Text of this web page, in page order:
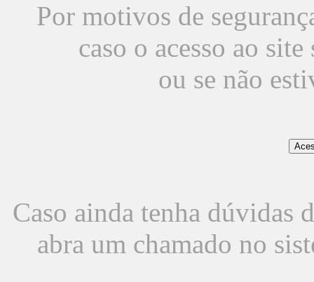
Por motivos de
caso o acesso ao
ou se não
Caso ainda tenha dúvidas
abra um chamado no